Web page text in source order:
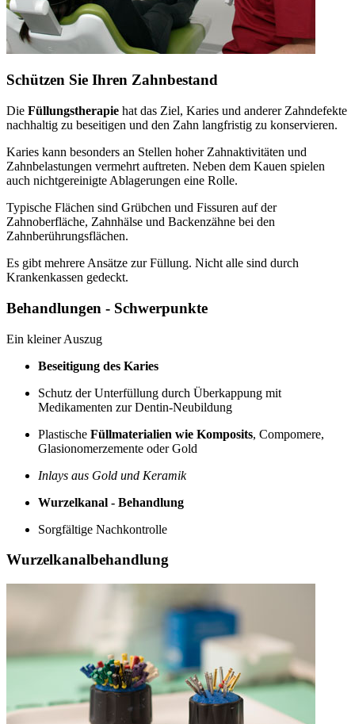
Schützen Sie Ihren Zahnbestand
Die Füllungstherapie hat das Ziel, Karies und anderer Zahndefekte
nachhaltig zu beseitigen und den Zahn langfristig zu konservieren.
Karies kann besonders an Stellen hoher Zahnaktivitäten und
Zahnbelastungen vermehrt auftreten. Neben dem Kauen spielen
auch nichtgereinigte Ablagerungen eine Rolle.
Typische Flächen sind Grübchen und Fissuren auf der
Zahnoberfläche, Zahnhälse und Backenzähne bei den
Zahnberührungsflächen.
Es gibt mehrere Ansätze zur Füllung. Nicht alle sind durch
Krankenkassen gedeckt.
Behandlungen - Schwerpunkte
Ein kleiner Auszug
Beseitigung des Karies
Schutz der Unterfüllung durch Überkappung mit
Medikamenten zur Dentin-Neubildung
Plastische Füllmaterialien wie Komposits, Compomere,
Glasionomerzemente oder Gold
Inlays aus Gold und Keramik
Wurzelkanal - Behandlung
Sorgfältige Nachkontrolle
Wurzelkanalbehandlung